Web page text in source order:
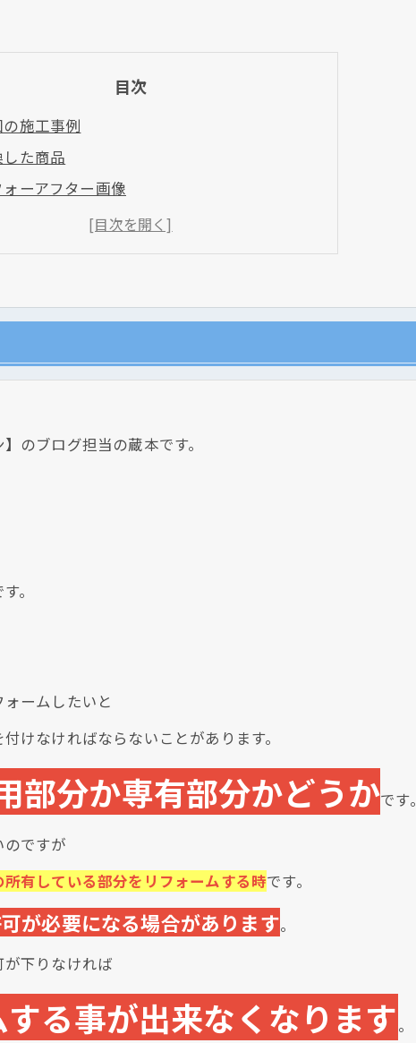
目次
施工事例
した商品
ォーアフター画像
のブログ担当の蔵本です。
。
ームしたいと
けなければならないことがあります。
部分か専有部分かどうかです。
ですが
有している部分をリフォームする時です。
が必要になる場合があります。
下りなければ
する事が出来なくなります。
リックでチラシのページにジャンプします
リックでチラシのページにジャンプします